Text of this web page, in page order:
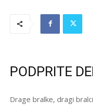
PODPRITE
Drage bralke, dragi